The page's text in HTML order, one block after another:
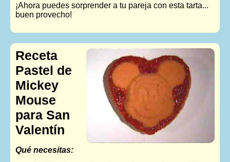
¡Ahora puedes sorprender a tu pareja con esta tarta...
buen provecho!
Receta
Pastel de
Mickey
Mouse
para San
Valentín
Qué necesitas: